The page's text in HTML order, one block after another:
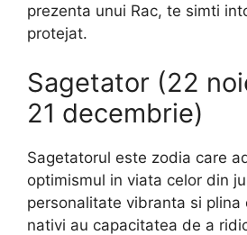
prezenta unui Rac, te simti
protejat.
Sagetator (22
21 decembrie)
Sagetatorul este zodia care
optimismul in viata celor din
personalitate vibranta si plina
nativi au capacitatea de a